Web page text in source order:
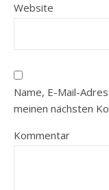
Website
Name, E-Mail-
meinen nächsten
Kommentar